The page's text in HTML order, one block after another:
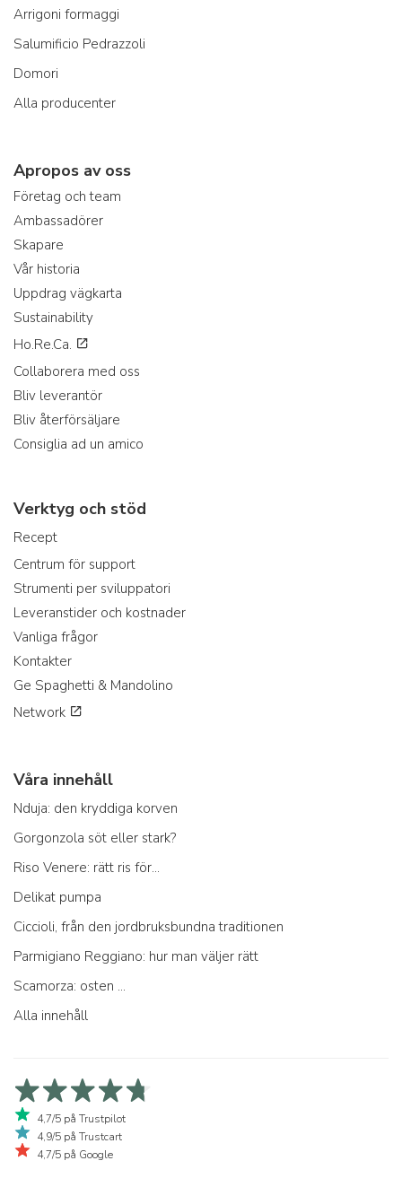
Arrigoni formaggi
Salumificio Pedrazzoli
Domori
Alla producenter
Apropos av oss
Företag och team
Ambassadörer
Skapare
Vår historia
Uppdrag vägkarta
Sustainability
Ho.Re.Ca.
Collaborera med oss
Bliv leverantör
Bliv återförsäljare
Consiglia ad un amico
Verktyg och stöd
Recept
Centrum för support
Strumenti per sviluppatori
Leveranstider och kostnader
Vanliga frågor
Kontakter
Ge Spaghetti & Mandolino
Network
Våra innehåll
Nduja: den kryddiga korven
Gorgonzola söt eller stark?
Riso Venere: rätt ris för...
Delikat pumpa
Ciccioli, från den jordbruksbundna traditionen
Parmigiano Reggiano: hur man väljer rätt
Scamorza: osten ...
Alla innehåll
4,7/5 på Trustpilot
4,9/5 på Trustcart
4,7/5 på Google